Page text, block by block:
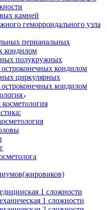
камней
геморроидального узла
перианальных
кондилом
полукружных
кондилом
циркулярных
кондилом
1 сложности
1 сложности